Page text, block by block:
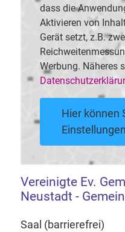
dass die
Aktivieren von
Gerät setzt, z.B.
Werbung. Näheres
Hier können
Vereinigte Ev.
Neustadt -
Saal (barrierefrei)